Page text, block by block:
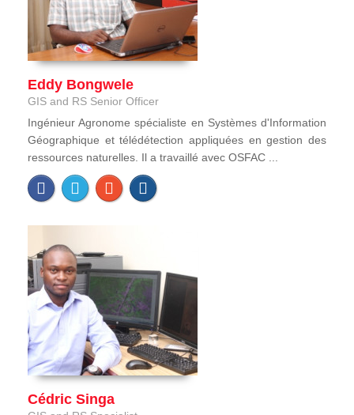
Eddy Bongwele
GIS and RS Senior Officer
Ingénieur Agronome spécialiste en Systèmes d'Information
Géographique et télédétection appliquées en gestion des
ressources naturelles. Il a travaillé avec OSFAC ...
Cédric Singa